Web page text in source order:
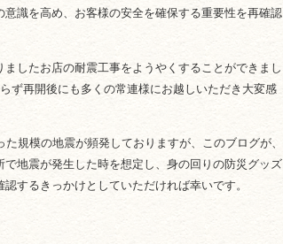
意識を高め、お客様の安全を確保する重要性を再確認
したお店の耐震工事をようやくすることができまし
ず再開後にも多くの常連様にお越しいただき大変感
規模の地震が頻発しておりますが、このブログが、
で地震が発生した時を想定し、身の回りの防災グッズ
するきっかけとしていただければ幸いです。